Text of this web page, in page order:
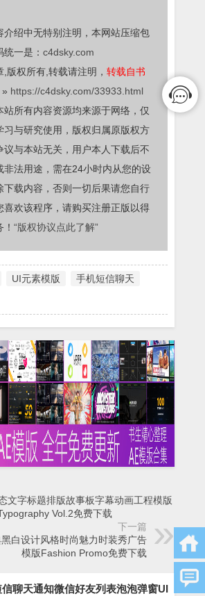
介绍中无特别注明，本网站压缩包
一是： c4dsky.com
版权所有,转载请注明， 转载自书
» https://c4dsky.com/33933.html
站所有内容资源均来源于网络，仅
习与研究使用，版权归属原版权方
议与本站无关，用户本人下载后不
非法用途，需在24小时内从您的设
下载内容，否则一切后果请您自行
喜欢该程序，请购买注册正版以得
“版权协议点此了解”
UI元素模版 手机短信聊天
文字标题排版故事板字幕动画工程模版
Vol.2免费下载
下一篇
黑白设计风格时尚魅力时装秀广告
模版Fashion Promo免费下载
聊天通知微信好友列表泡泡弹窗UI